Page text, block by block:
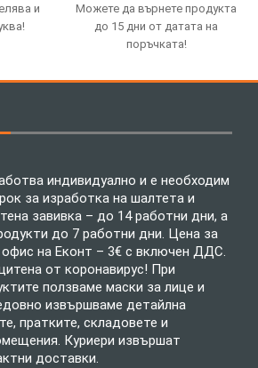
и
Можете да върнете продукта
до 15 дни от датата на
поръчката!
индивидуално и е необходим
за изработка на шалтета и
завивка – до 14 работни дни, а
до 7 работни дни. Цена за
на Еконт – 3€ с включен ДДС.
от коронавирус! При
ползваме маски за лице и
извършваме детайлна
пратките, складовете и
Куриери извършат
доставки.